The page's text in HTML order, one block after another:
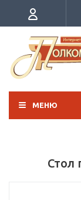
МЕНЮ
Стол